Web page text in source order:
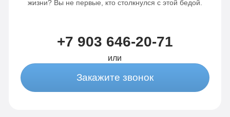
Отслеживание
динамики
динамики
от 3-х
жизни? Вы не первые, кто столкнулся с этой бедой.
+7 903 646-20-71
или
Закажите звонок